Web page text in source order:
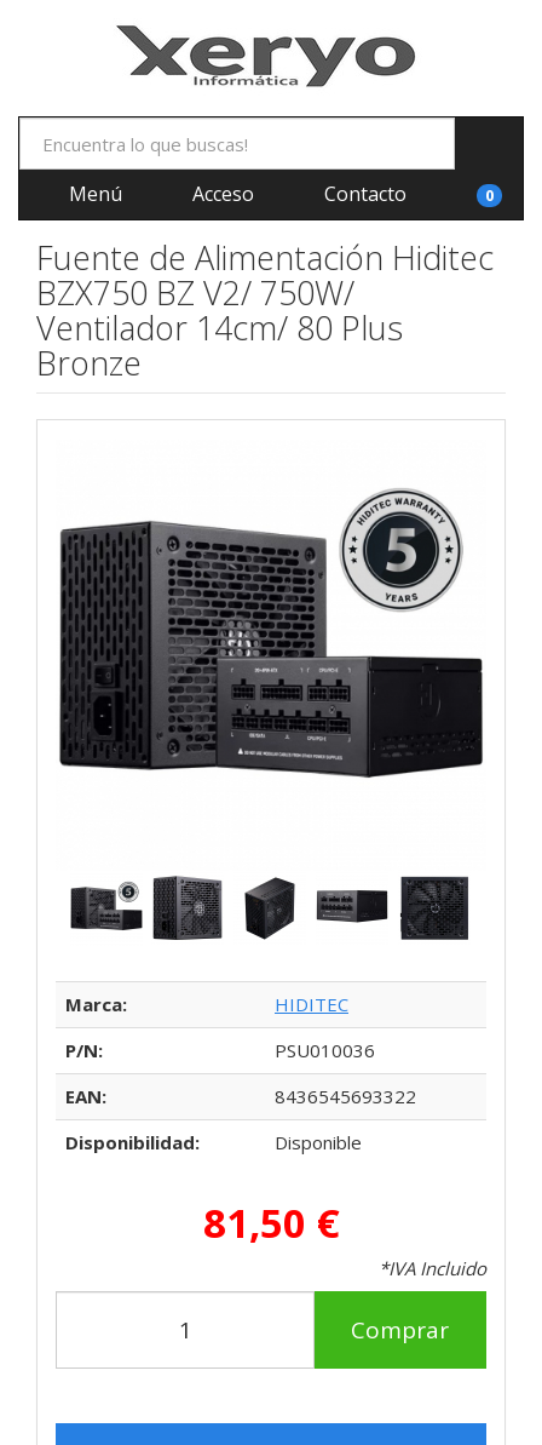
Menú Acceso Contacto 0
Fuente de Alimentación Hiditec
BZX750 BZ V2/ 750W/
Ventilador 14cm/ 80 Plus
Bronze
Marca:
HIDITEC
P/N:
PSU010036
EAN:
8436545693322
Disponibilidad:
Disponible
81,50 €
*IVA Incluido
Comprar